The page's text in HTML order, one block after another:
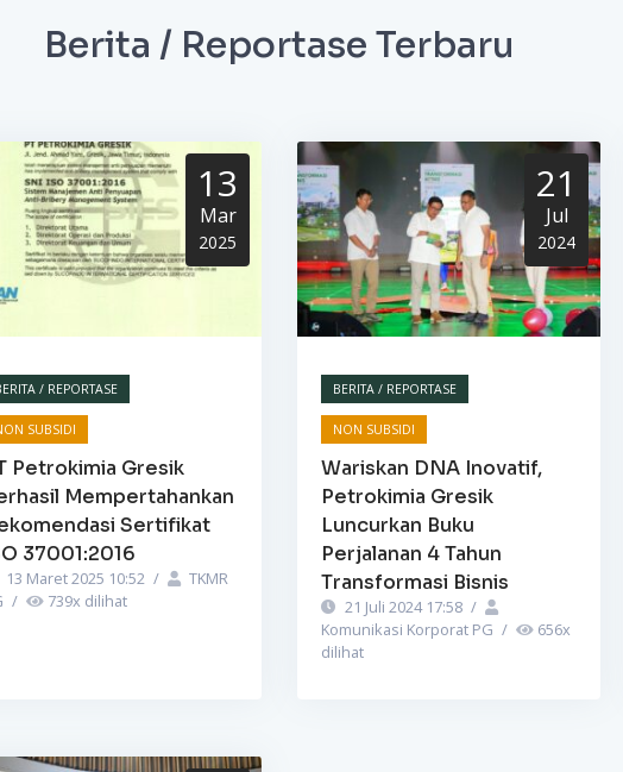
Berita / Reportase Terbaru
13
Mar
2025
/ REPORTASE
SUBSIDI
Petrokimia Gresik
Mempertahankan
Sertifikat
37001:2016
13 Maret 2025 10:52 /
TKMR
/ 739x dilihat
21
Jul
2024
BERITA / REPORTASE
NON SUBSIDI
Wariskan DNA Inovatif,
Petrokimia Gresik
Luncurkan Buku
Perjalanan 4 Tahun
Transformasi Bisnis
21 Juli 2024 17:58 /
Komunikasi Korporat PG / 656x
dilihat